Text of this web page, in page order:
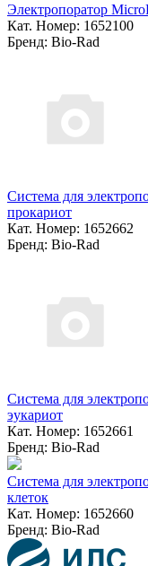
Электропоратор
Кат. Номер: 1652100
Бренд: Bio-Rad
Система для
прокариот
Кат. Номер: 1652662
Бренд: Bio-Rad
Система для
эукариот
Кат. Номер: 1652661
Бренд: Bio-Rad
Система для
клеток
Кат. Номер: 1652660
Бренд: Bio-Rad